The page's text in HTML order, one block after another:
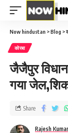
Now hindustan >Blog >
कोरबा
जैजैपुर
गया
Rajesh
Share